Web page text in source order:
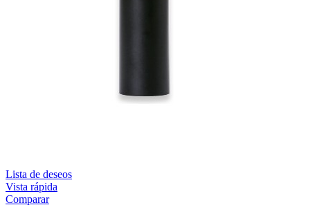
Lista de deseos
Vista rápida
Comparar